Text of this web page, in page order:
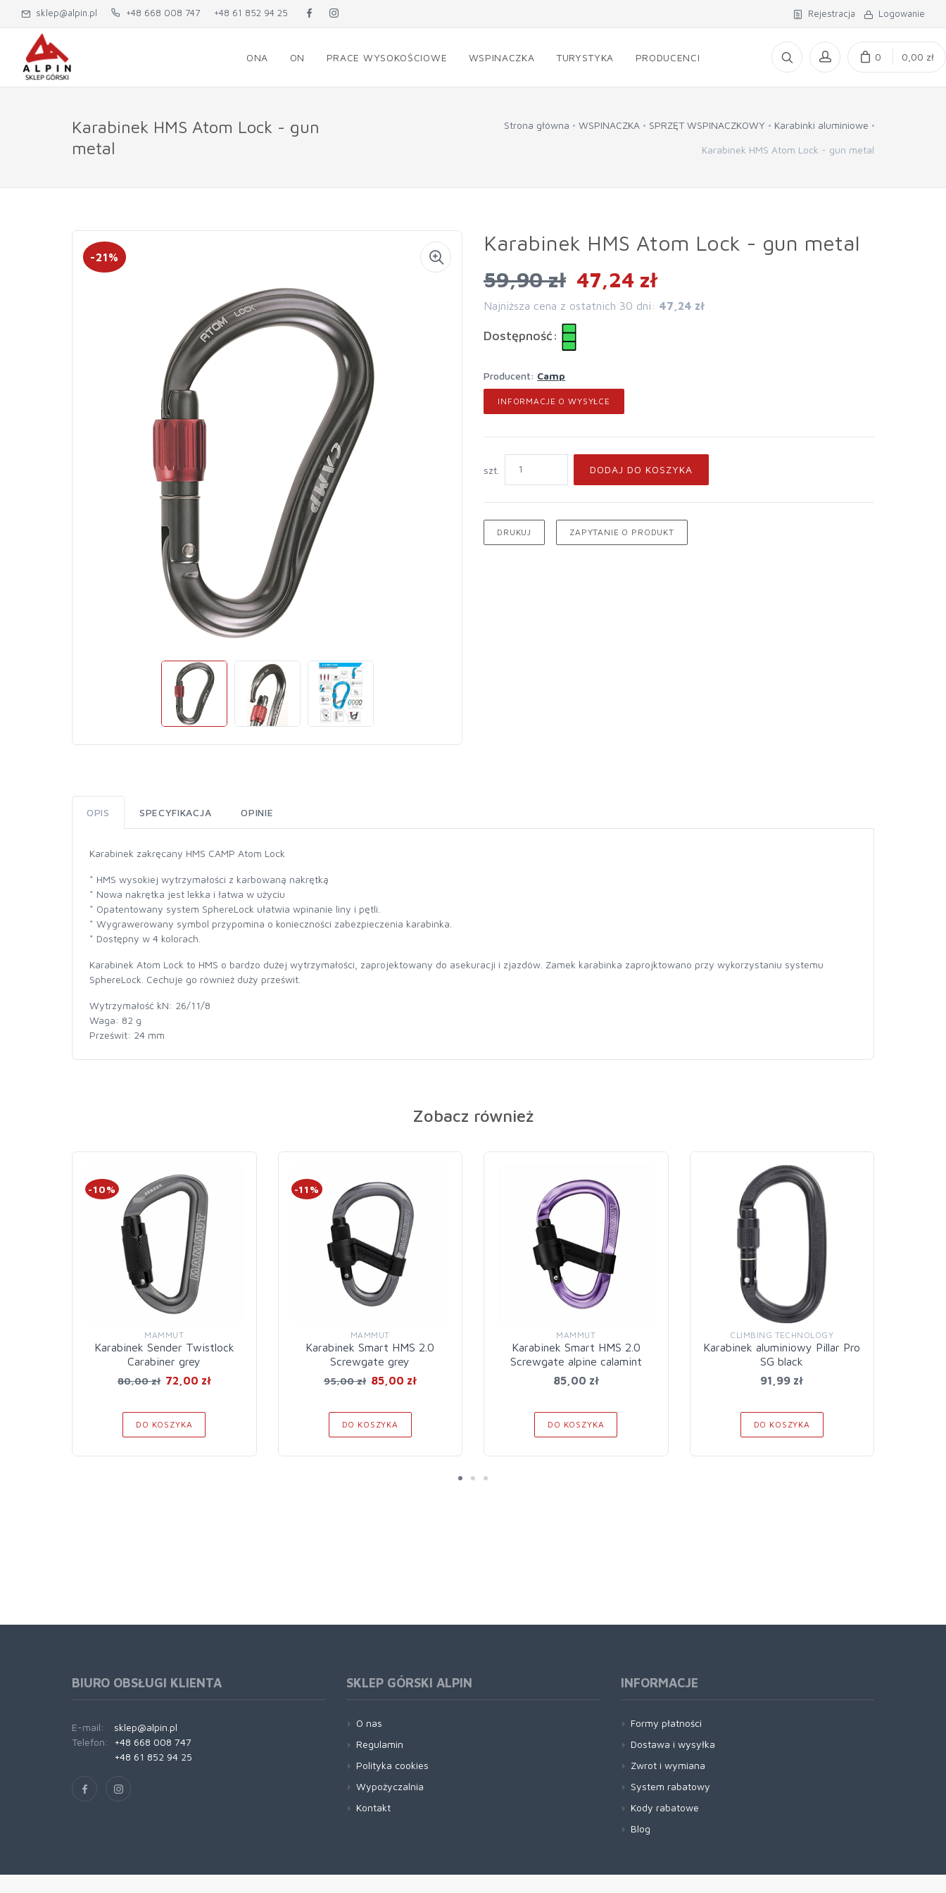
sklep@alpin.pl +48 668 008 747 +48 61 852 94 25 Rejestracja Logowanie
ONA ON PRACE WYSOKOŚCIOWE WSPINACZKA TURYSTYKA PRODUCENCI 0 0,00 zł
Karabinek HMS Atom Lock - gun
metal
Strona główna WSPINACZKA SPRZĘT WSPINACZKOWY Karabinki aluminiowe
Karabinek HMS Atom Lock - gun metal
-21%
Karabinek HMS Atom Lock - gun metal
59,90 zł 47,24 zł
Najniższa cena z ostatnich 30 dni: 47,24 zł
Dostępność:
Producent: Camp
INFORMACJE O WYSYŁCE
szt. DODAJ DO KOSZYKA
DRUKUJ ZAPYTANIE O PRODUKT
OPIS SPECYFIKACJA OPINIE
Karabinek zakręcany HMS CAMP Atom Lock
* HMS wysokiej wytrzymałości z karbowaną nakrętką
* Nowa nakrętka jest lekka i łatwa w użyciu
* Opatentowany system SphereLock ułatwia wpinanie liny i pętli.
* Wygrawerowany symbol przypomina o konieczności zabezpieczenia karabinka.
* Dostępny w 4 kolorach.
Karabinek Atom Lock to HMS o bardzo dużej wytrzymałości, zaprojektowany do asekuracji i zjazdów. Zamek karabinka zaprojktowano przy wykorzystaniu systemu
SphereLock. Cechuje go również duży prześwit.
Wytrzymałość kN: 26/11/8
Waga: 82 g
Prześwit: 24 mm
Zobacz również
-10%
MAMMUT
Karabinek Sender Twistlock
Carabiner grey
80,00 zł 72,00 zł
DO KOSZYKA
-11%
MAMMUT
Karabinek Smart HMS 2.0
Screwgate grey
95,00 zł 85,00 zł
DO KOSZYKA
MAMMUT
Karabinek Smart HMS 2.0
Screwgate alpine calamint
85,00 zł
DO KOSZYKA
CLIMBING TECHNOLOGY
Karabinek aluminiowy Pillar Pro
SG black
91,99 zł
DO KOSZYKA
BIURO OBSŁUGI KLIENTA
E-mail:
sklep@alpin.pl
Telefon:
+48 668 008 747
+48 61 852 94 25
SKLEP GÓRSKI ALPIN
O nas
Regulamin
Polityka cookies
Wypożyczalnia
Kontakt
INFORMACJE
Formy płatności
Dostawa i wysyłka
Zwrot i wymiana
System rabatowy
Kody rabatowe
Blog